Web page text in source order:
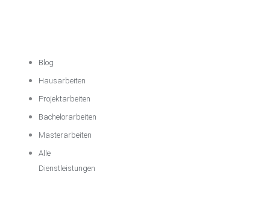
Blog
Hausarbeiten
Projektarbeiten
Bachelorarbeiten
Masterarbeiten
Alle
Dienstleistungen